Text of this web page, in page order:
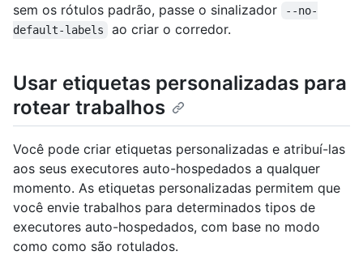
sem os rótulos padrão, passe o sinalizador
--no-
default-labels
ao criar o corredor.
Usar etiquetas personalizadas para
rotear trabalhos
Você pode criar etiquetas personalizadas e atribuí-las
aos seus executores auto-hospedados a qualquer
momento. As etiquetas personalizadas permitem que
você envie trabalhos para determinados tipos de
executores auto-hospedados, com base no modo
como como são rotulados.